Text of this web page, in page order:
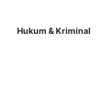
Hukum & Kriminal